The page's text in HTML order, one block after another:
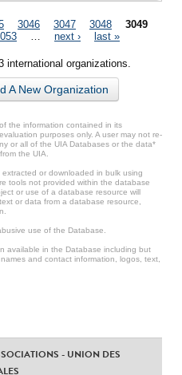
3046 3047 3048
3049
next › last »
international organizations.
A New Organization
the information contained in its
purposes only. A user may not re-
or all of the UIA Databases or the data*
the UIA.
or downloaded in bulk using
tools not provided within the database
or use of a database resource will
or data from a database resource,
use of the Database.
available in the Database including but
and contact information, logos, text,
- UNION DES